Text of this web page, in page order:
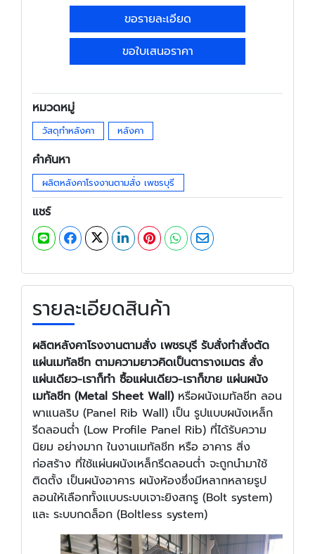
ขอรายละเอียด
ขอใบเสนอราคา
หมวดหมู่
วัสดุทำหลังคา หลังคา
คำค้นหา
ผลิตหลังคาโรงงานตามสั่ง เพชรบุรี
แชร์
รายละเอียดสินค้า
ผลิตหลังคาโรงงานตามสั่ง เพชรบุรี รับสั่งทำสั่งตัด
แผ่นเมทัลชีท ตามความยาวคิดเป็นตารางเมตร สั่ง
แผ่นเดียว-เราก็ทำ ซื้อแผ่นเดียว-เราก็ขาย แผ่นผนัง
เมทัลชีท (Metal Sheet Wall) หรือผนังเมทัลชีท ลอน
พาแนลริบ (Panel Rib Wall) เป็น รูปแบบผนังเหล็ก
รีดลอนต่ำ (Low Profile Panel Rib) ที่ได้รับความ
นิยม อย่างมาก ในงานเมทัลชีท หรือ อาคาร สิ่ง
ก่อสร้าง ที่ใช้แผ่นผนังเหล็กรีดลอนต่ำ จะถูกนำมาใช้
ติดตั้ง เป็นผนังอาคาร ผนังห้องซึ่งมีหลากหลายรูป
ลอนให้เลือกทั้งแบบระบบเจาะยิงสกรู (Bolt system)
และ ระบบกดล็อก (Boltless system)